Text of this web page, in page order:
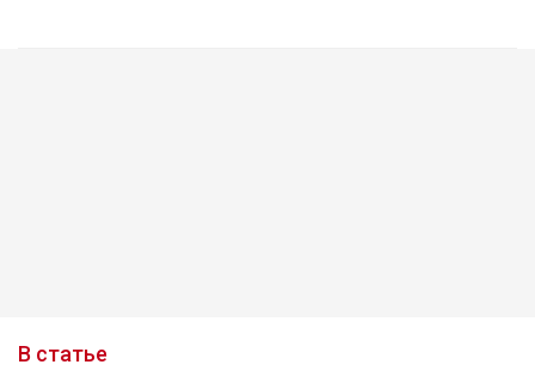
В статье